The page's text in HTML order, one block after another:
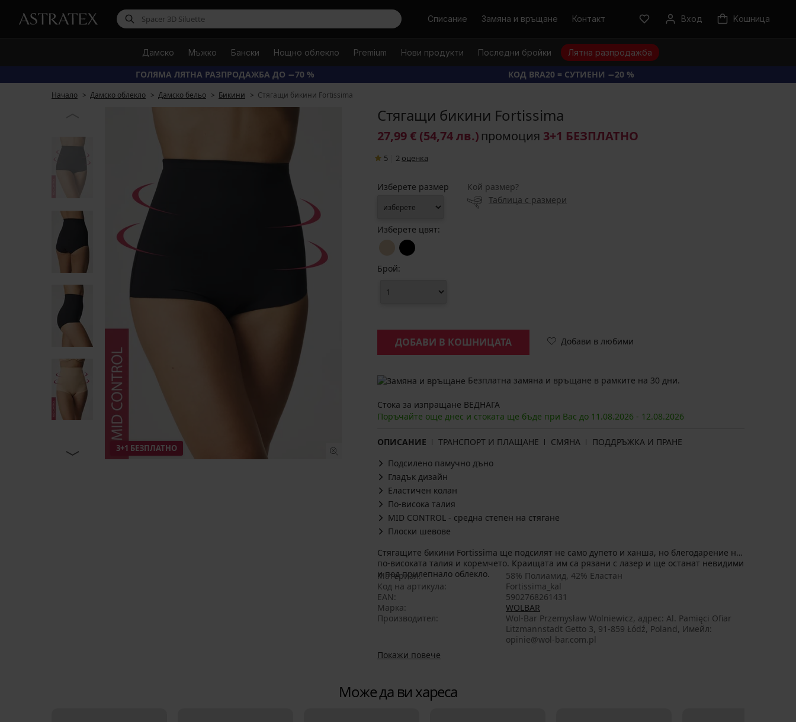
ТърсиСписание Замяна и връщане Контакт Вход Kошница
Дамско Мъжко Бански Нощно облекло Premium Нови продукти Последни бройки Лятна разпродажба
ГОЛЯМА ЛЯТНА РАЗПРОДАЖБА ДО −70 % КОД BRA20 = СУТИЕНИ −20 %
Начало Дамско облекло Дамско бельо Бикини Стягащи бикини Fortissima
3+1 БЕЗПЛАТНО
Стягащи бикини Fortissima
27,99 € (54,74 лв.) промоция 3+1 БЕЗПЛАТНО
5 2 oценка
Изберете размер
Кой размер?
Таблица с размери
Изберете цвят:
Брой:
ДОБАВИ В КОШНИЦАТА Добави в любими
Безплатна замяна и връщане в рамките на 30 дни.
Стока за изпращане ВЕДНАГА
Поръчайте още днес и стоката ще бъде при Вас до 11.08.2026 - 12.08.2026
ОПИСАНИЕ ТРАНСПОРТ И ПЛАЩАНЕ СМЯНА
ПОДДРЪЖКА И ПРАНЕ
Подсилено памучно дъно
Гладък дизайн
Еластичен колан
По-висока талия
MID CONTROL - средна степен на стягане
Плоски шевове
Стягащите бикини Fortissima ще подсилят не само дупето и ханша, но блегодарение на
по-високата талия и коремчето. Краищата им са рязани с лазер и ще останат невидими
и под прилепнало облекло.
Материал
58% Полиамид, 42% Еластан
Код на артикула
Fortissima_kal
EAN
5902768261431
Марка
WOLBAR
Производител
Wol-Bar Przemysław Wolniewicz, aдрес: Al. Pamięci Ofiar
Litzmannstadt Getto 3, 91-859 Łódź, Poland, Имейл:
opinie@wol-bar.com.pl
Покажи повече
Може да ви хареса